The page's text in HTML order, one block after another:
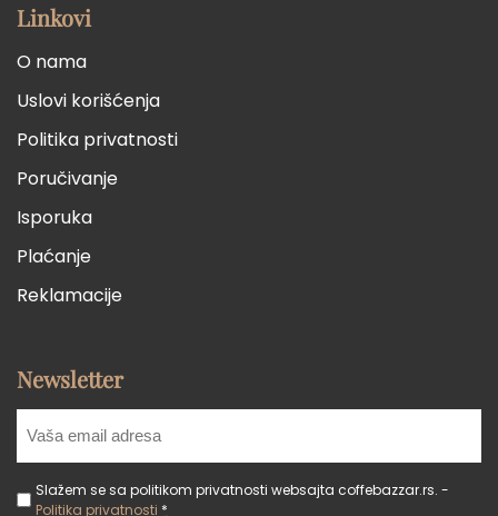
Linkovi
O nama
Uslovi korišćenja
Politika privatnosti
Poručivanje
Isporuka
Plaćanje
Reklamacije
Newsletter
Slažem se sa politikom privatnosti websajta coffebazzar.rs. -
Politika privatnosti *